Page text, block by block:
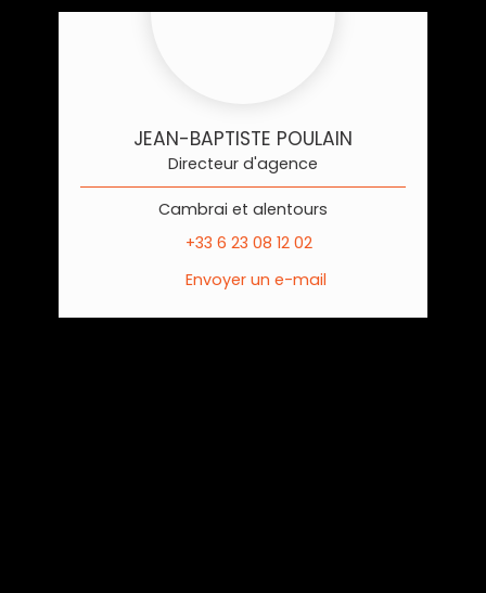
JEAN-BAPTISTE POULAIN
Directeur d'agence
Cambrai et alentours
+33 6 23 08 12 02
Envoyer un e-mail